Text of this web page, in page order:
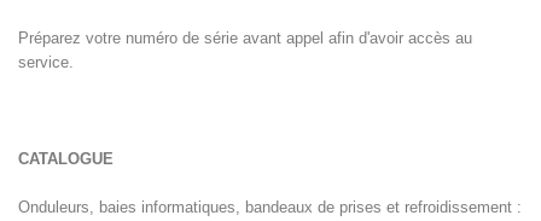
Préparez votre numéro de série avant appel afin d'avoir accès au
service.
CATALOGUE
Onduleurs, baies informatiques, bandeaux de prises et refroidissement :